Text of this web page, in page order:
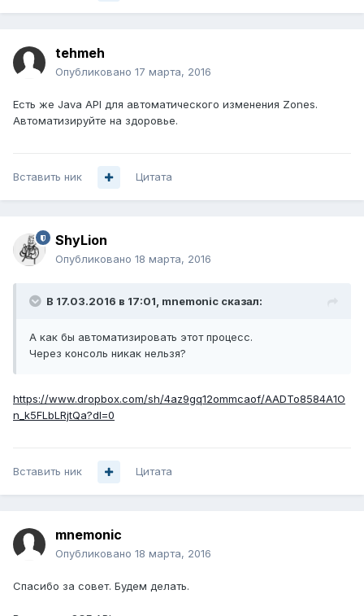
tehmeh
Опубликовано 17 марта, 2016
Есть же Java API для автоматического изменения Zones.
Автоматизируйте на здоровье.
Вставить ник Цитата
ShyLion
Опубликовано 18 марта, 2016
В 17.03.2016 в 17:01, mnemonic сказал:
А как бы автоматизировать этот процесс.
Через консоль никак нельзя?
https://www.dropbox.com/sh/4az9gq12ommcaof/AADTo8584A1O
n_k5FLbLRjtQa?dl=0
Вставить ник Цитата
mnemonic
Опубликовано 18 марта, 2016
Спасибо за совет. Будем делать.